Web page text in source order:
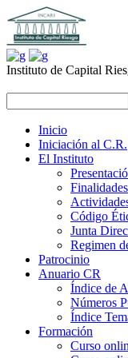
Instituto de Capital
Inicio
Iniciación al C.R.
El Instituto
Finalidades
Código
Junta
Regimen
Patrocinio
Anuario CR
Índice de
Números
Índice
Formación
Curso